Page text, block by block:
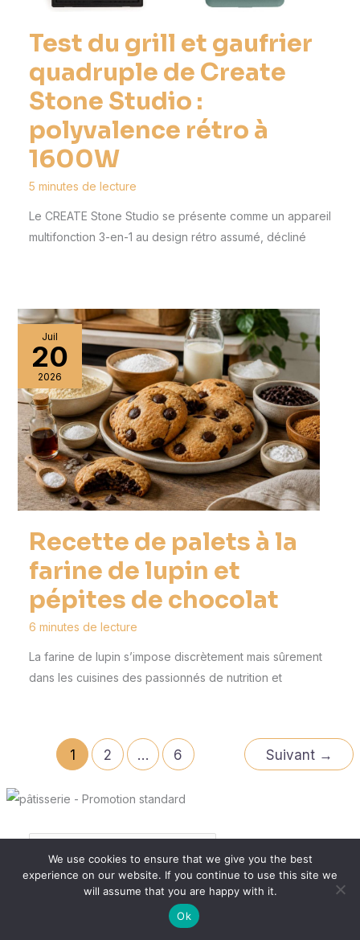
Test du grill et gaufrier
quadruple de Create
Stone Studio :
polyvalence rétro à
1600W
5 minutes de lecture
Le CREATE Stone Studio se présente comme un appareil
multifonction 3-en-1 au design rétro assumé, décliné
Juil
20
2026
Recette de palets à la
farine de lupin et
pépites de chocolat
6 minutes de lecture
La farine de lupin s’impose discrètement mais sûrement
dans les cuisines des passionnés de nutrition et
1 2 … 6 Suivant →
We use cookies to ensure that we give you the best
experience on our website. If you continue to use this site we
will assume that you are happy with it.
Ok